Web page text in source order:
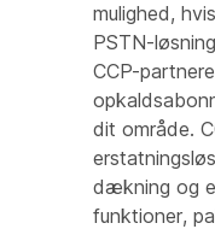
mulighed,
PSTN-
CCP-
dit område.
dækning og
funktioner,